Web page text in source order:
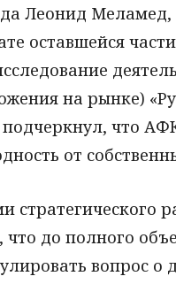
Леонид
оставшейся
на рынке)
что
от
что до полного
вопрос о